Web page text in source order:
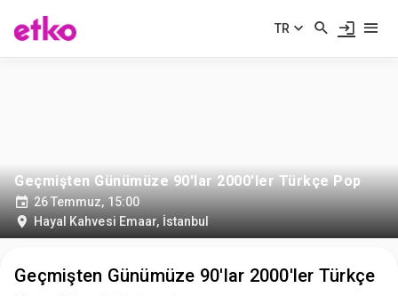
TR
Geçmişten Günümüze 90'lar 2000'ler Türkçe Pop
26 Temmuz, 15:00
Hayal Kahvesi Emaar, İstanbul
Geçmişten Günümüze 90'lar 2000'ler Türkçe